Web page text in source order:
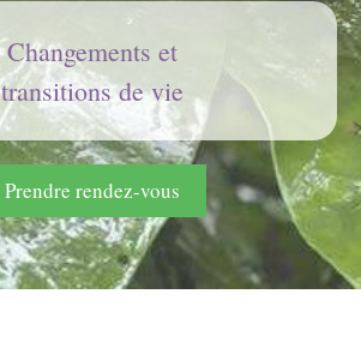
Changements et
transitions de vie
Prendre rendez-vous